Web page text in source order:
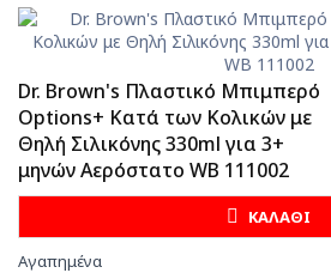
Dr. Brown's Πλαστικό Μπιμπερό
Options+ Κατά των Κολικών με
Θηλή Σιλικόνης 330ml για 3+
μηνών Αερόστατο WB 111002
ΚΑΛΑΘΙ
Αγαπημένα